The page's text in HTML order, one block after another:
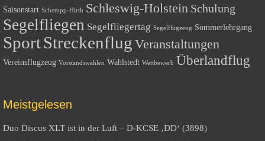
Saisonstart Schempp-Hirth Schleswig-Holstein Schulung
Segelfliegen Segelfliegertag Segelflugzeug Sommerlehrgang
SportStreckenflug Veranstaltungen
Vereinsflugzeug Vorstandswahlen Wahlstedt Wettbewerb Überlandflug
Meistgelesen
Duo Discus XLT ist in der Luft – D-KCSE ‚DD‘ (3898)